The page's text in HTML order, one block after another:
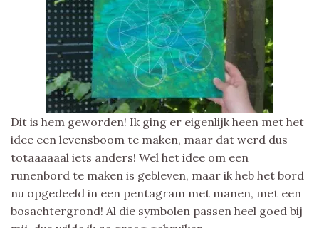
Dit is hem geworden! Ik ging er eigenlijk heen met het
idee een levensboom te maken, maar dat werd dus
totaaaaaal iets anders! Wel het idee om een
runenbord te maken is gebleven, maar ik heb het bord
nu opgedeeld in een pentagram met manen, met een
bosachtergrond! Al die symbolen passen heel goed bij